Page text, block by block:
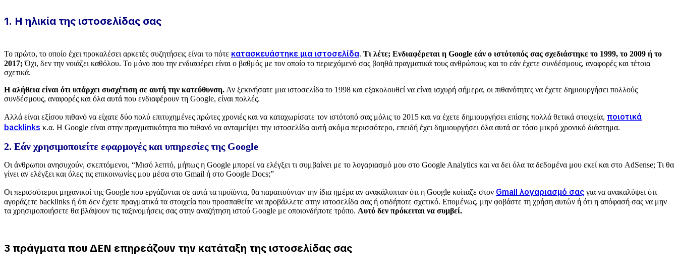
1. Η ηλικία της ιστοσελίδας σας
Το πρώτο, το οποίο έχει προκαλέσει αρκετές συζητήσεις είναι το πότε κατασκευάστηκε μια ιστοσελίδα. Τι λέτε; Ενδιαφέρεται η Google εάν o ιστότοπός σας σχεδιάστηκε το 1999, το 2009 ή το
2017; Όχι, δεν την νοιάζει καθόλου. Το μόνο που την ενδιαφέρει είναι ο βαθμός με τον οποίο το περιεχόμενό σας βοηθά πραγματικά τους ανθρώπους και το εάν έχετε συνδέσμους, αναφορές και τέτοια
σχετικά.
Η αλήθεια είναι ότι υπάρχει συσχέτιση σε αυτή την κατεύθυνση.Αν ξεκινήσατε μια ιστοσελίδα το 1998 και εξακολουθεί να είναι ισχυρή σήμερα, οι πιθανότητες να έχετε δημιουργήσει πολλούς
συνδέσμους, αναφορές και όλα αυτά που ενδιαφέρουν τη Google, είναι πολλές.
Αλλά είναι εξίσου πιθανό να είχατε δύο πολύ επιτυχημένες πρώτες χρονιές και να καταχωρίσατε τον ιστότοπό σας μόλις το 2015 και να έχετε δημιουργήσει επίσης πολλά θετικά στοιχεία, ποιοτικά
backlinks κ.α. Η Google είναι στην πραγματικότητα πιο πιθανό να ανταμείψει την ιστοσελίδα αυτή ακόμα περισσότερο, επειδή έχει δημιουργήσει όλα αυτά σε τόσο μικρό χρονικό διάστημα.
2. Εάν χρησιμοποιείτε εφαρμογές και υπηρεσίες της Google
Oι άνθρωποι ανησυχούν, σκεπτόμενοι, “Μισό λεπτό, μήπως η Google μπορεί να ελέγξει τι συμβαίνει με το λογαριασμό μου στο Google Analytics και να δει όλα τα δεδομένα μου εκεί και στο AdSense; Τι θα
γίνει αν ελέγξει και όλες τις επικοινωνίες μου μέσα στο Gmail ή στο Google Docs;”
Οι περισσότεροι μηχανικοί της Google που εργάζονται σε αυτά τα προϊόντα, θα παραιτούνταν την ίδια ημέρα αν ανακάλυπταν ότι η Google κοίταζε στον Gmail λογαριασμό σας για να ανακαλύψει ότι
αγοράζετε backlinks ή ότι δεν έχετε πραγματικά τα στοιχεία που προσπαθείτε να προβάλλετε στην ιστοσελίδα σας ή οτιδήποτε σχετικό. Επομένως, μην φοβάστε τη χρήση αυτών ή ότι η απόφασή σας να μην
τα χρησιμοποιήσετε θα βλάψουν τις ταξινομήσεις σας στην αναζήτηση ιστού Google με οποιονδήποτε τρόπο. Αυτό δεν πρόκειται να συμβεί.
3 πράγματα που ΔΕΝ επηρεάζουν την κατάταξη της ιστοσελίδας σας